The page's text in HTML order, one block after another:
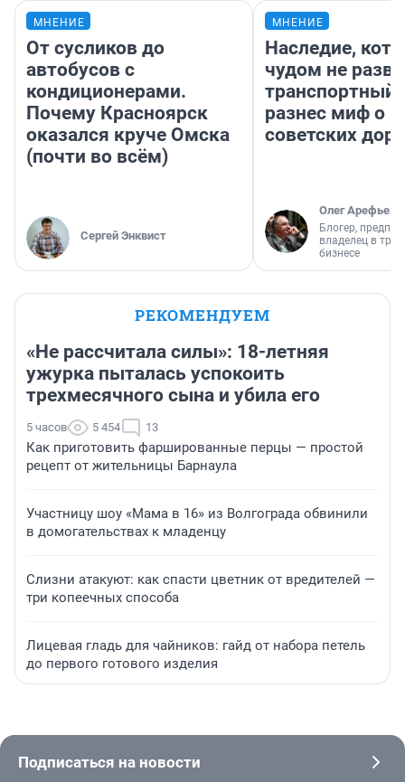
МНЕНИЕ
От сусликов до
автобусов с
кондиционерами.
Почему Красноярск
оказался круче Омска
(почти во всём)
Сергей Энквист
МНЕНИЕ
Наследие,
чудом не
транспортный
разнес миф о
советских
Олег Арефьев
Блогер,
владелец в
бизнесе
РЕКОМЕНДУЕМ
«Не рассчитала силы»: 18-летняя
ужурка пыталась успокоить
трехмесячного сына и убила его
5 часов 5 454 13
Как приготовить фаршированные перцы — простой
рецепт от жительницы Барнаула
Участницу шоу «Мама в 16» из Волгограда обвинили
в домогательствах к младенцу
Слизни атакуют: как спасти цветник от вредителей —
три копеечных способа
Лицевая гладь для чайников: гайд от набора петель
до первого готового изделия
Подписаться на новости